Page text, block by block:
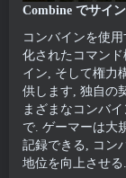
Combine でサイ
コンバインを使
化されたコマン
イン, そして権力
供します, 独自の
まざまなコンバ
で. ゲーマーは大
記録できる, コン
地位を向上させる.